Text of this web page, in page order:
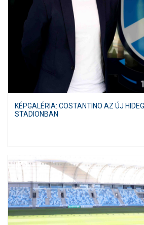
KÉPGALÉRIA: COSTANTINO AZ ÚJ
STADIONBAN